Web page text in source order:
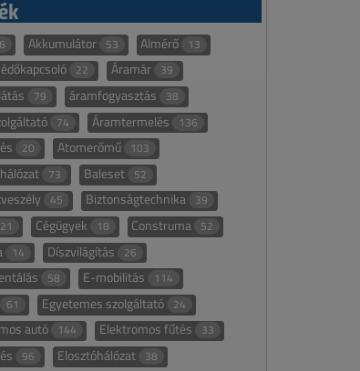
Akkumulátor 53 Almérő 13
22 Áramár 39
79 áramfogyasztás 38
74 Áramtermelés 136
20 Atomerőmű 103
73 Baleset 52
45 Biztonságtechnika 39
21 Cégügyek 18 Construma 52
14 Díszvilágítás 26
58 E-mobilitás 114
61 Egyetemes szolgáltató 24
autó 144 Elektromos fűtés 33
96 Elosztóhálózat 38